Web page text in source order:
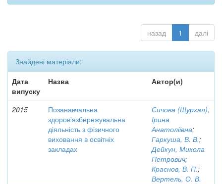
назад 1 далі
Знайдені матеріали:
Дата
випуску
Назва Автор(и)
2015
Позанавчальна
здоров’язбережувальна
діяльність з фізичного
виховання в освітніх
закладах
Сичова (Шурхал),
Ірина
Анатоліївна;
Гаркуша, В. В.;
Дейкун, Микола
Петрович;
Краснов, В. П.;
Вертель, О. В.